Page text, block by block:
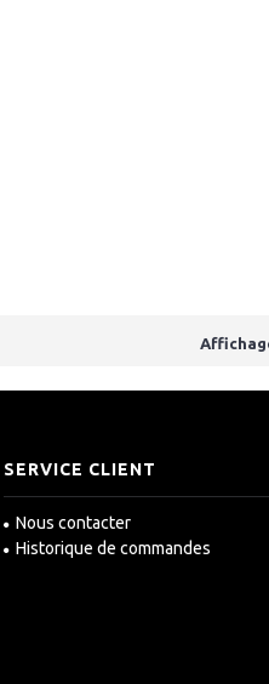
SERVICE CLIENT
Nous contacter
Historique de commandes